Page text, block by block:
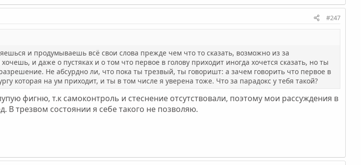
#247
и продумываешь всё свои слова прежде чем что то сказать, возможно из за
и даже о пустяках и о том что первое в голову приходит иногда хочется сказать, но ты
Не абсурдно ли, что пока ты трезвый, ты говоришт: а зачем говорить что первое в
которая на ум приходит, и ты в том числе я уверена тоже. Что за парадокс у тебя такой?
фигню, т.к самоконтроль и стеснение отсутствовали, поэтому мои рассуждения в
трезвом состоянии я себе такого не позволяю.